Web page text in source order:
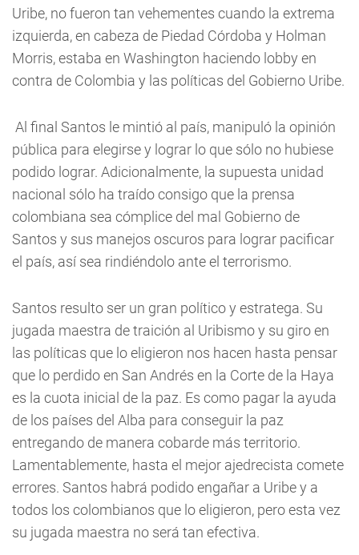
Uribe, no fueron tan vehementes cuando la extrema
izquierda, en cabeza de Piedad Córdoba y Holman
Morris, estaba en Washington haciendo lobby en
contra de Colombia y las políticas del Gobierno Uribe.
Al final Santos le mintió al país, manipuló la opinión
pública para elegirse y lograr lo que sólo no hubiese
podido lograr. Adicionalmente, la supuesta unidad
nacional sólo ha traído consigo que la prensa
colombiana sea cómplice del mal Gobierno de
Santos y sus manejos oscuros para lograr pacificar
el país, así sea rindiéndolo ante el terrorismo.
Santos resulto ser un gran político y estratega. Su
jugada maestra de traición al Uribismo y su giro en
las políticas que lo eligieron nos hacen hasta pensar
que lo perdido en San Andrés en la Corte de la Haya
es la cuota inicial de la paz. Es como pagar la ayuda
de los países del Alba para conseguir la paz
entregando de manera cobarde más territorio.
Lamentablemente, hasta el mejor ajedrecista comete
errores. Santos habrá podido engañar a Uribe y a
todos los colombianos que lo eligieron, pero esta vez
su jugada maestra no será tan efectiva.